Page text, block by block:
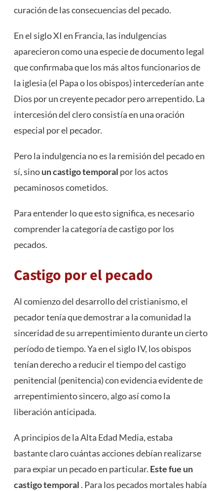
curación de las consecuencias del pecado.
En el siglo XI en Francia, las indulgencias
aparecieron como una especie de documento legal
que confirmaba que los más altos funcionarios de
la iglesia (el Papa o los obispos) intercederían ante
Dios por un creyente pecador pero arrepentido. La
intercesión del clero consistía en una oración
especial por el pecador.
Pero la indulgencia no es la remisión del pecado en
sí, sinoun castigo temporal por los actos
pecaminosos cometidos.
Para entender lo que esto significa, es necesario
comprender la categoría de castigo por los
pecados.
Castigo por el pecado
Al comienzo del desarrollo del cristianismo, el
pecador tenía que demostrar a la comunidad la
sinceridad de su arrepentimiento durante un cierto
período de tiempo. Ya en el siglo IV, los obispos
tenían derecho a reducir el tiempo del castigo
penitencial (penitencia) con evidencia evidente de
arrepentimiento sincero, algo así como la
liberación anticipada.
A principios de la Alta Edad Media, estaba
bastante claro cuántas acciones debían realizarse
para expiar un pecado en particular. Este fue un
castigo temporal . Para los pecados mortales había